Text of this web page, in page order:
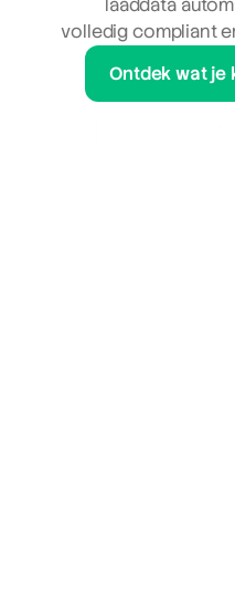
laaddata
volledig compliant
Ontdek wat je